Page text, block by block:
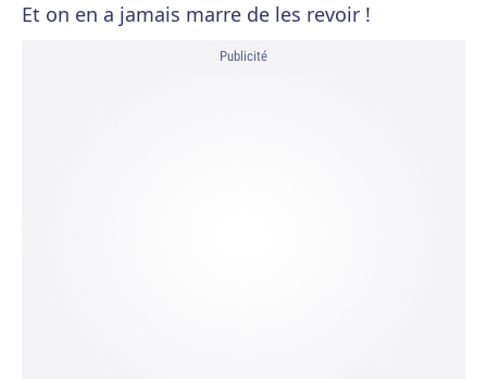
Et on en a jamais marre de les revoir !
Publicité